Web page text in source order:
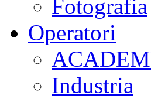
Fotografia
Operatori
Industria